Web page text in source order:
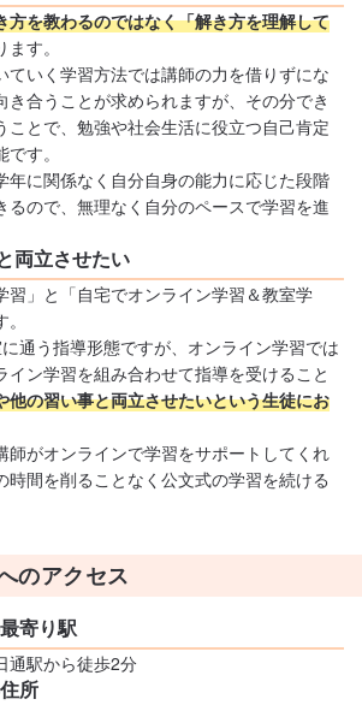
方を教わるのではなく「解き方を理解して
す。
ていく学習方法では講師の力を借りずにな
き合うことが求められますが、その分でき
ことで、勉強や社会生活に役立つ自己肯定
す。
年に関係なく自分自身の能力に応じた段階
るので、無理なく自分のペースで学習を進
両立させたい
習」と「自宅でオンライン学習＆教室学
通う指導形態ですが、オンライン学習では
イン学習を組み合わせて指導を受けること
他の習い事と両立させたいという生徒にお
師がオンラインで学習をサポートしてくれ
時間を削ることなく公文式の学習を続ける
のアクセス
寄り駅
通駅から徒歩2分
所